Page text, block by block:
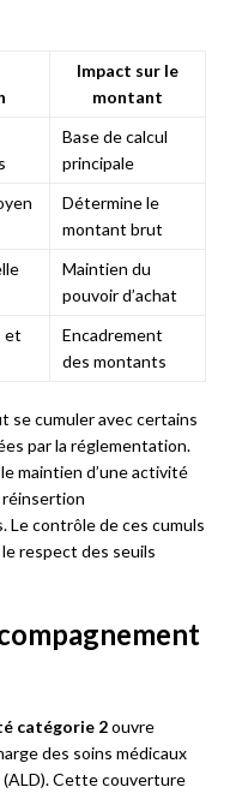
Impact sur le
montant
Base de calcul
principale
Détermine le
montant brut
Maintien du
pouvoir d’achat
et
Encadrement
des montants
se cumuler avec certains
par la réglementation.
maintien d’une activité
Le contrôle de ces cumuls
respect des seuils
catégorie 2ouvre
des soins médicaux
Cette couverture